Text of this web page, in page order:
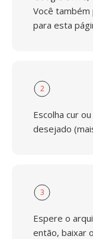
Você
para esta
2
Escolha cur
desejado
3
Espere o
então, baixar